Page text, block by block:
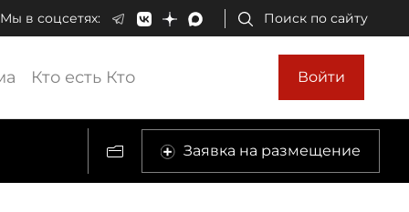
Мы в соцсетях: Поиск по сайту
Кто есть Кто Войти
Заявка на размещение